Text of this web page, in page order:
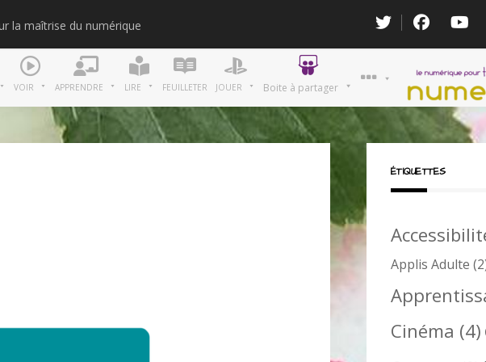
la maîtrise du numérique
VOIR APPRENDRE LIRE FEUILLETER JOUER Boite à partager
ÉTIQUETTES
Applis Adulte
Cinéma (4)